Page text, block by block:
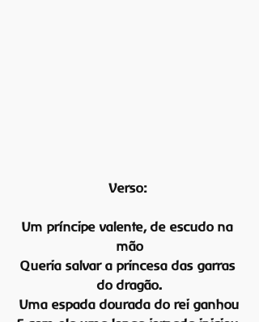
Verso:
Um príncipe valente, de escudo na
mão
Queria salvar a princesa das garras
do dragão.
Uma espada dourada do rei ganhou